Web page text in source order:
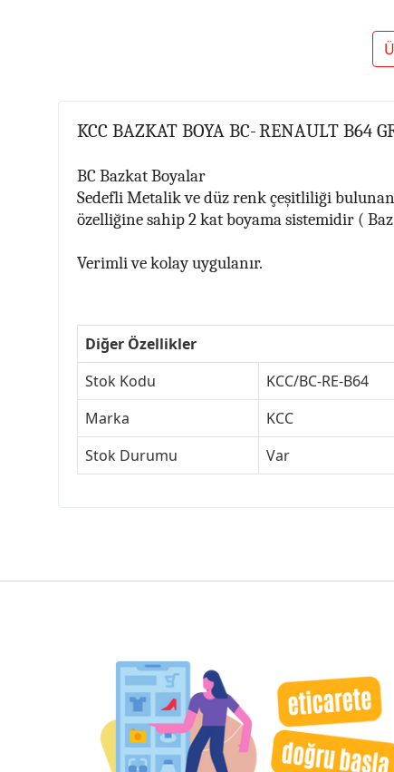
KCC BAZKAT BOYA BC-RENAULT B64
BC Bazkat Boyalar
Sedefli Metalik ve düz renk çeşitliliği
özelliğine sahip 2 kat boyama sistemidir (
Verimli ve kolay uygulanır.
Diğer Özellikler
Stok Kodu
KCC/BC-RE-B64
Marka
KCC
Stok Durumu
Var